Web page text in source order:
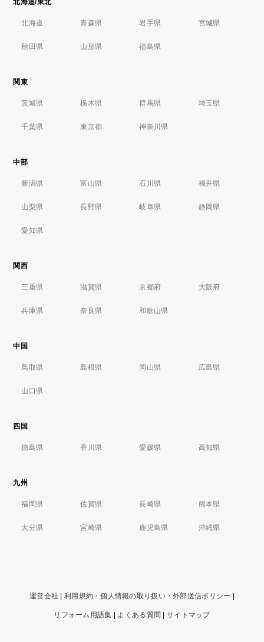
北海道/東北
北海道 青森県 岩手県 宮城県
秋田県 山形県 福島県
関東
茨城県 栃木県 群馬県 埼玉県
千葉県 東京都 神奈川県
中部
新潟県 富山県 石川県 福井県
山梨県 長野県 岐阜県 静岡県
愛知県
関西
三重県 滋賀県 京都府 大阪府
兵庫県 奈良県 和歌山県
中国
鳥取県 島根県 岡山県 広島県
山口県
四国
徳島県 香川県 愛媛県 高知県
九州
福岡県 佐賀県 長崎県 熊本県
大分県 宮崎県 鹿児島県 沖縄県
運営会社 | 利用規約・個人情報の取り扱い・外部送信ポリシー |
リフォーム用語集 | よくある質問 | サイトマップ